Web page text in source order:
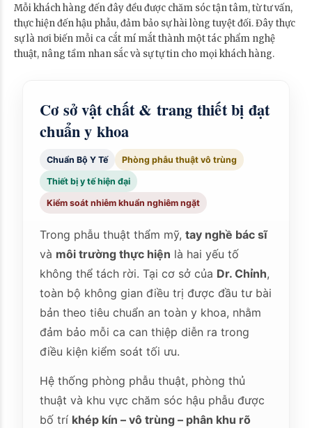
Mỗi khách hàng đến đây đều được chăm sóc tận tâm, từ tư vấn,
thực hiện đến hậu phẫu, đảm bảo sự hài lòng tuyệt đối. Đây thực
sự là nơi biến mỗi ca cắt mí mắt thành một tác phẩm nghệ
thuật, nâng tầm nhan sắc và sự tự tin cho mọi khách hàng.
Cơ sở vật chất & trang thiết bị đạt
chuẩn y khoa
Chuẩn Bộ Y Tế Phòng phẫu thuật vô trùng
Thiết bị y tế hiện đại
Kiểm soát nhiễm khuẩn nghiêm ngặt
Trong phẫu thuật thẩm mỹ,tay nghề bác sĩ
và môi trường thực hiện là hai yếu tố
không thể tách rời. Tại cơ sở của Dr. Chỉnh,
toàn bộ không gian điều trị được đầu tư bài
bản theo tiêu chuẩn an toàn y khoa, nhằm
đảm bảo mỗi ca can thiệp diễn ra trong
điều kiện kiểm soát tối ưu.
Hệ thống phòng phẫu thuật, phòng thủ
thuật và khu vực chăm sóc hậu phẫu được
bố trí khép kín – vô trùng – phân khu rõ